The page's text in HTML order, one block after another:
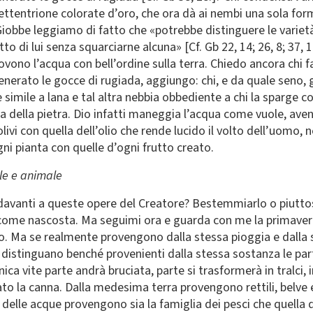
colorate d’oro, che ora dà ai nembi una sola
leggiamo di fatto che «potrebbe distinguere le
di lui senza squarciarne alcuna» [Cf. Gb 22, 14; 26, 8; 37,
l’acqua con bell’ordine sulla terra. Chiedo ancora
le gocce di rugiada, aggiungo: chi, e da quale
a lana e tal altra nebbia obbediente a chi la sparge
pietra. Dio infatti maneggia l’acqua come vuole,
con quella dell’olio che rende lucido il volto dell’uomo,
pianta con quelle d’ogni frutto creato.
e animale
a queste opere del Creatore? Bestemmiarlo o
nascosta. Ma seguimi ora e guarda con me la
Ma se realmente provengono dalla stessa pioggia e
benché provenienti dalla stessa sostanza le
vite parte andrà bruciata, parte si trasformerà in
la canna. Dalla medesima terra provengono rettili,
acque provengono sia la famiglia dei pesci che